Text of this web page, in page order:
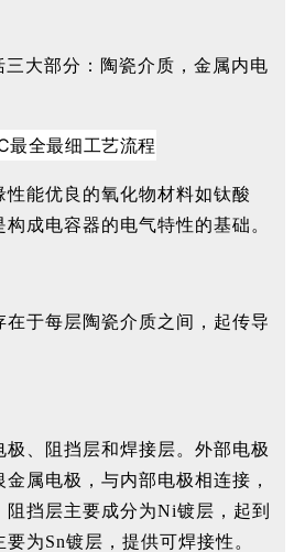
大部分：陶瓷介质，金属内电
性能优良的氧化物材料如钛酸
成电容器的电气特性的基础。
在于每层陶瓷介质之间，起传导
极、阻挡层和焊接层。外部电极
属电极，与内部电极相连接，
阻挡层主要成分为Ni镀层，起到
为Sn镀层，提供可焊接性。